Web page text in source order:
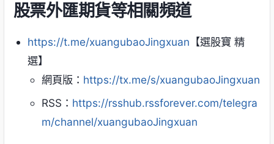
股票外匯期貨等相關頻道
https://t.me/xuangubaoJingxuan 【選股寶 精
選】
網頁版： https://tx.me/s/xuangubaoJingxuan
RSS： https://rsshub.rssforever.com/telegra
m/channel/xuangubaoJingxuan